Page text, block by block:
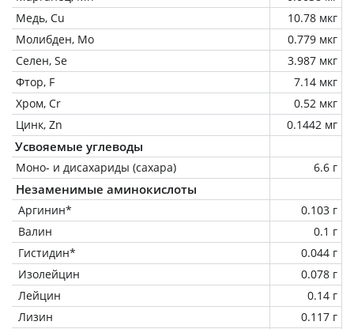
Медь, Cu
10.78 мкг
Молибден, Mo
0.779 мкг
Селен, Se
3.987 мкг
Фтор, F
7.14 мкг
Хром, Cr
0.52 мкг
Цинк, Zn
0.1442 мг
Усвояемые углеводы
Моно- и дисахариды (сахара) 6.6 г
Незаменимые аминокислоты
Аргинин*
0.103 г
Валин
0.1 г
Гистидин*
0.044 г
Изолейцин
0.078 г
Лейцин
0.14 г
Лизин
0.117 г